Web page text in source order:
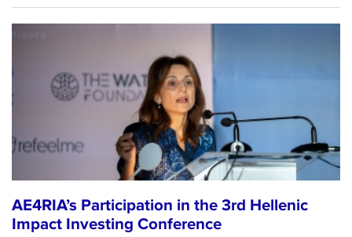
AE4RIA’s Participation in the 3rd Hellenic
Impact Investing Conference